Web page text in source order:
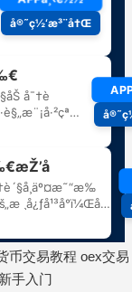
币交易教程 oex交易
手入门